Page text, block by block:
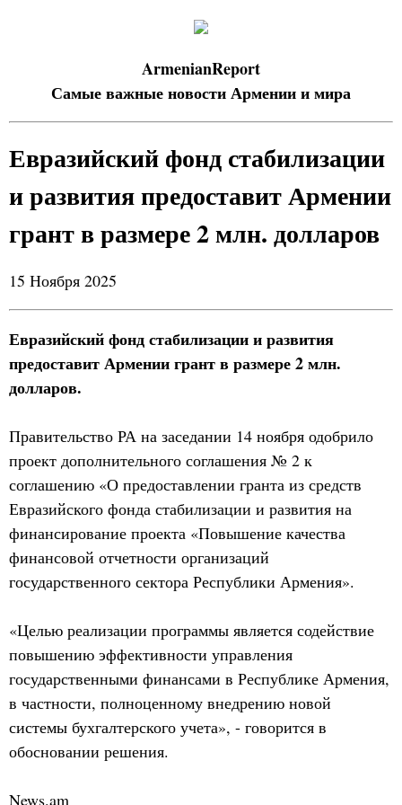
ArmenianReport
Самые важные новости Армении и мира
Евразийский фонд стабилизации
и развития предоставит Армении
грант в размере 2 млн. долларов
15 Ноября 2025
Евразийский фонд стабилизации и развития
предоставит Армении грант в размере 2 млн.
долларов.
Правительство РА на заседании 14 ноября одобрило
проект дополнительного соглашения № 2 к
соглашению «О предоставлении гранта из средств
Евразийского фонда стабилизации и развития на
финансирование проекта «Повышение качества
финансовой отчетности организаций
государственного сектора Республики Армения».
«Целью реализации программы является содействие
повышению эффективности управления
государственными финансами в Республике Армения,
в частности, полноценному внедрению новой
системы бухгалтерского учета», - говорится в
обосновании решения.
News.am